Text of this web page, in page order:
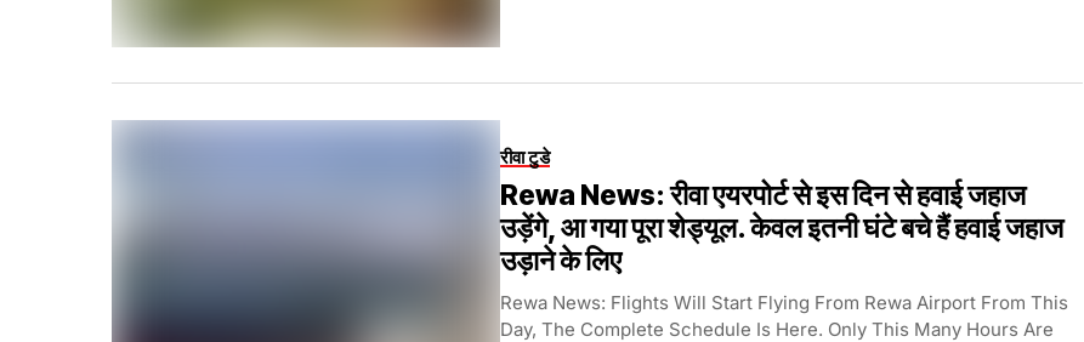
रीवा टुडे
Rewa News: रीवा एयरपोर्ट से इस दिन से हवाई जहाज
उड़ेंगे, आ गया पूरा शेड्यूल. केवल इतनी घंटे बचे हैं हवाई जहाज
उड़ाने के लिए
Rewa News: Flights Will Start Flying From Rewa Airport From This
Day, The Complete Schedule Is Here. Only This Many Hours Are